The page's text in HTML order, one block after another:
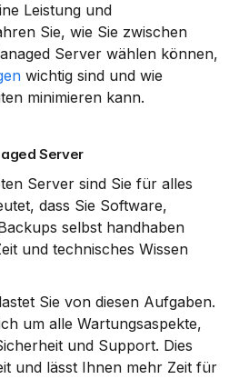
Leistung und
Sie, wie Sie zwischen
Server wählen können,
wichtig sind und wie
minimieren kann.
Server
Server sind Sie für alles
dass Sie Software,
selbst handhaben
und technisches Wissen
Sie von diesen Aufgaben.
um alle Wartungsaspekte,
und Support. Dies
und lässt Ihnen mehr Zeit für